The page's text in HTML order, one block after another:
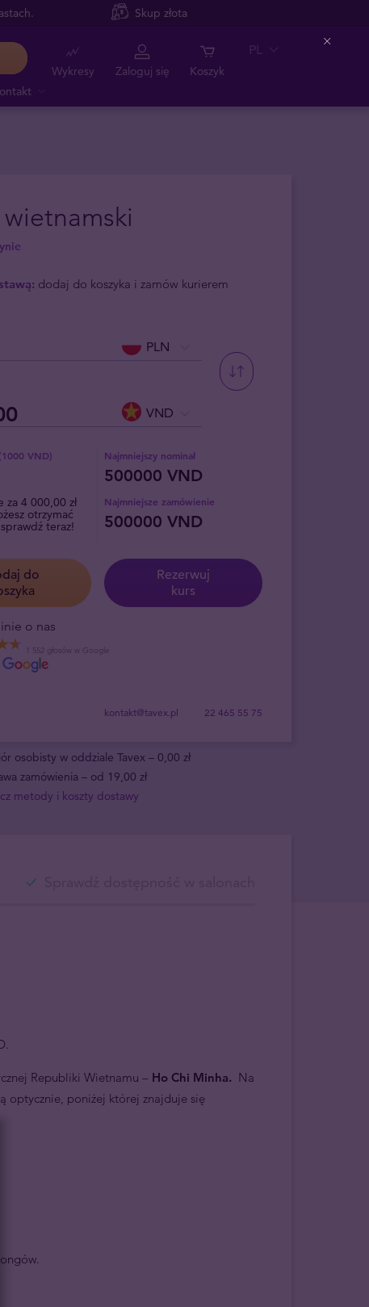
Skup złota
Wykresy Zaloguj się Koszyk
PL
dodaj do koszyka i zamów kurierem
PLN
VND
(1000 VND) Najmniejszy nominał
500000 VND
za 4 000,00 zł
otrzymać
teraz!
Najmniejsze zamówienie
500000 VND
do
Rezerwuj
kurs
o nas
1 552 głosów w Google
kontakt@tavex.pl 22 465 55 75
osobisty w oddziale Tavex – 0,00 zł
zamówienia – od 19,00 zł
metody i koszty dostawy
Republiki Wietnamu – Ho Chi Minha. Na
optycznie, poniżej której znajduje się
Close